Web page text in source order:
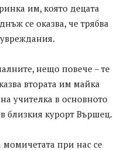
им, която децата
се оказва, че трябва
нещо повече – те
втората им майка
учителка в основното
близкия курорт Вършец.
при нас се